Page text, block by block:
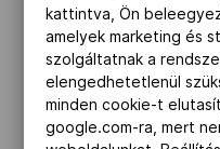
példamutató.
Noha több
utazik/utazott el
legnépesebb –
kattintva, Ön
amelyek marketing és
szolgáltatnak a
elengedhetetlenül
minden cookie-t
google.com-ra, mert